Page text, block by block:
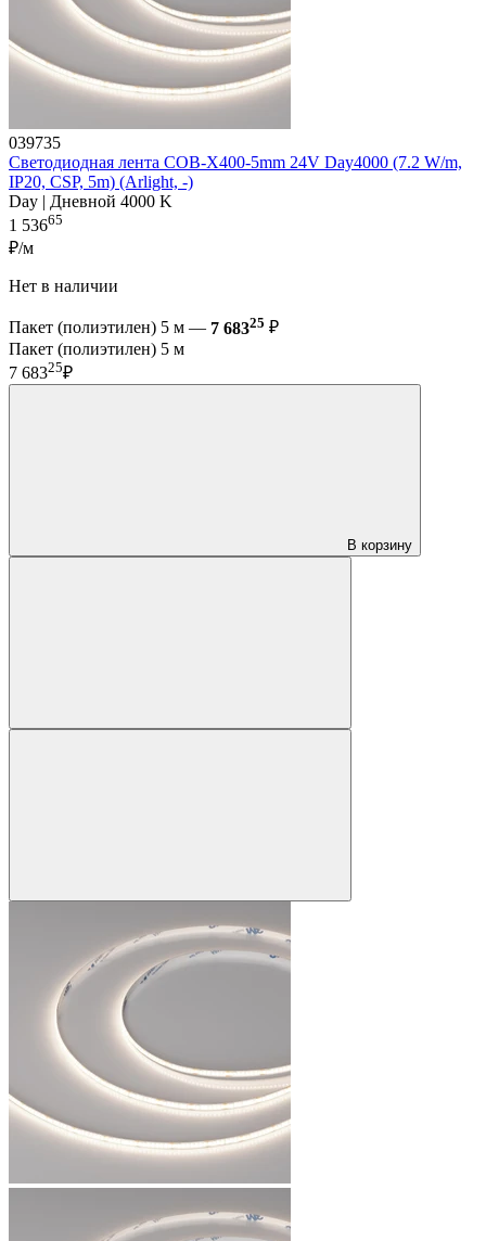
039735
Светодиодная лента COB-X400-5mm 24V Day4000 (7.2 W/m,
IP20, CSP, 5m) (Arlight, -)
Day | Дневной 4000 K
1 53665
₽/м
Нет в наличии
Пакет (полиэтилен) 5 м — 7 68325 ₽
Пакет (полиэтилен) 5 м
7 68325₽
В корзину